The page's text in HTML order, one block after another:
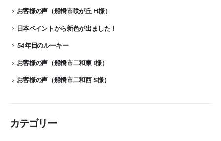
お客様の声（船橋市咲が丘 H様）
日本ペイントから新色が出ました！
54年目のルーキー
お客様の声（船橋市二和東 I様）
お客様の声（船橋市二和西 S様）
カテゴリー